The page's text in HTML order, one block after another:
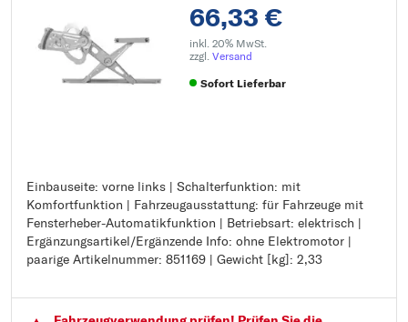
66,33 €
inkl. 20% MwSt.
zzgl. Versand
Sofort Lieferbar
Einbauseite: vorne links | Schalterfunktion: mit
Komfortfunktion | Fahrzeugausstattung: für Fahrzeuge mit
Fensterheber-Automatikfunktion | Betriebsart: elektrisch |
Ergänzungsartikel/Ergänzende Info: ohne Elektromotor |
paarige Artikelnummer: 851169 | Gewicht [kg]: 2,33
Einbauseite: vorne links
Schalterfunktion: mit Komfortfunktion
Fahrzeugausstattung: für Fahrzeuge mit Fensterheber-
Automatikfunktion
Betriebsart: elektrisch
paarige Artikelnummer: 851169
Gewicht [kg]: 2,33